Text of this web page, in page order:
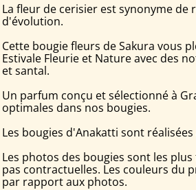
La fleur de cerisier est synonyme de
d'évolution.
Cette bougie fleurs de Sakura vous
Estivale Fleurie et Nature avec des
et santal.
Un parfum conçu et sélectionné à
optimales dans nos bougies.
Les bougies d'Anakatti sont
Les photos des bougies sont les
pas contractuelles. Les couleurs du
par rapport aux photos.